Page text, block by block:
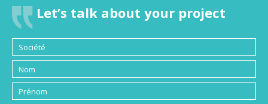
Let’s talk about your project